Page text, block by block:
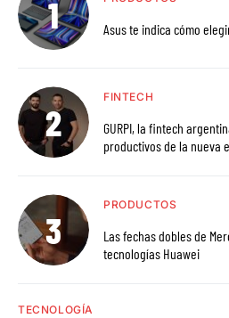
Asus te indica cómo
FINTECH
GURPI, la fintech argentina, habilita el acceso a
productivos de la nueva
PRODUCTOS
Las fechas dobles de
tecnologías Huawei
TECNOLOGÍA